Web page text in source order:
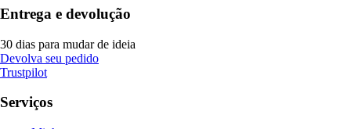
Entrega e devolução
30 dias para mudar de ideia
Devolva seu pedido
Trustpilot
Serviços